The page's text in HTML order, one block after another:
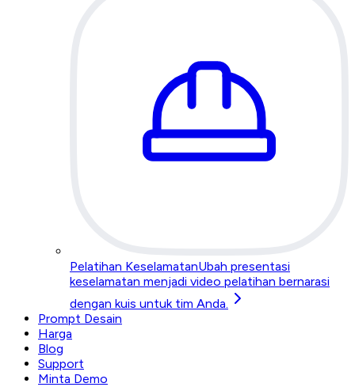
Pelatihan KeselamatanUbah presentasi
keselamatan menjadi video pelatihan bernarasi
dengan kuis untuk tim Anda.
Prompt Desain
Harga
Blog
Support
Minta Demo